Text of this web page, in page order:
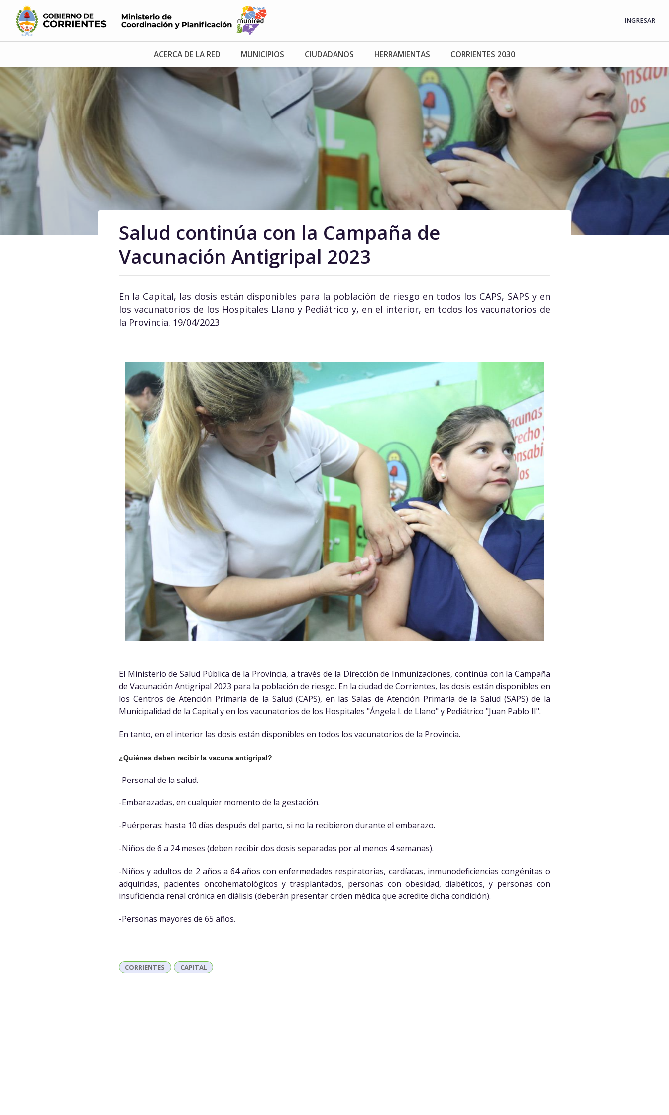
INGRESAR
ACERCA DE LA RED MUNICIPIOS CIUDADANOS HERRAMIENTAS CORRIENTES 2030
Salud continúa con la Campaña de
Vacunación Antigripal 2023
En la Capital, las dosis están disponibles para la población de riesgo en todos los CAPS, SAPS y en
los vacunatorios de los Hospitales Llano y Pediátrico y, en el interior, en todos los vacunatorios de
la Provincia. 19/04/2023
El Ministerio de Salud Pública de la Provincia, a través de la Dirección de Inmunizaciones, continúa con la Campaña
de Vacunación Antigripal 2023 para la población de riesgo. En la ciudad de Corrientes, las dosis están disponibles en
los Centros de Atención Primaria de la Salud (CAPS), en las Salas de Atención Primaria de la Salud (SAPS) de la
Municipalidad de la Capital y en los vacunatorios de los Hospitales "Ángela I. de Llano" y Pediátrico "Juan Pablo II".
En tanto, en el interior las dosis están disponibles en todos los vacunatorios de la Provincia.
¿Quiénes deben recibir la vacuna antigripal?
-Personal de la salud.
-Embarazadas, en cualquier momento de la gestación.
-Puérperas: hasta 10 días después del parto, si no la recibieron durante el embarazo.
-Niños de 6 a 24 meses (deben recibir dos dosis separadas por al menos 4 semanas).
-Niños y adultos de 2 años a 64 años con enfermedades respiratorias, cardíacas, inmunodeficiencias congénitas o
adquiridas, pacientes oncohematológicos y trasplantados, personas con obesidad, diabéticos, y personas con
insuficiencia renal crónica en diálisis (deberán presentar orden médica que acredite dicha condición).
-Personas mayores de 65 años.
CORRIENTES CAPITAL